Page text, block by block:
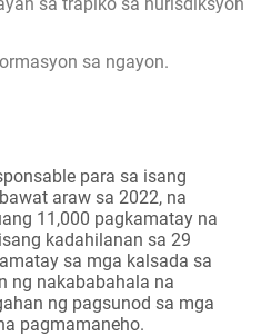
sa ngayon.
para sa isang
araw sa 2022, na
11,000 pagkamatay na
kadahilanan sa 29
sa mga kalsada sa
ng nakababahala na
ng pagsunod sa mga
pagmamaneho.